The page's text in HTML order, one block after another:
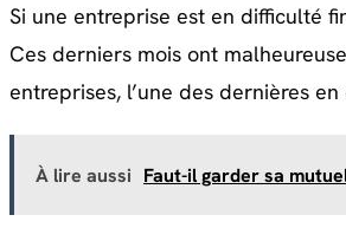
Si une entreprise est en difficulté
Ces derniers mois ont
entreprises, l’une des dernières
À lire aussi Faut-il garder sa